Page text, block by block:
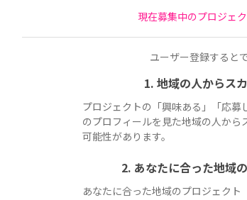
現在募集中のプロジェク
ユーザー登録すると
1. 地域の人からス
プロジェクトの「興味ある」「応募
のプロフィールを見た地域の人から
可能性があります。
2. あなたに合った地域
あなたに合った地域のプロジェクト